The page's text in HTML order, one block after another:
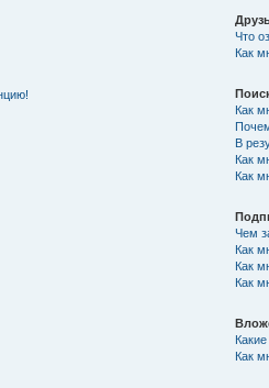
Что
Как
Как
В
Как
Как
Чем
Как
Как
Как
Как